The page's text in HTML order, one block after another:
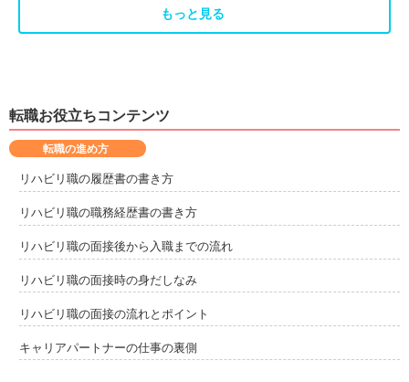
もっと見る
転職お役立ちコンテンツ
転職の進め方
リハビリ職の履歴書の書き方
リハビリ職の職務経歴書の書き方
リハビリ職の面接後から入職までの流れ
リハビリ職の面接時の身だしなみ
リハビリ職の面接の流れとポイント
キャリアパートナーの仕事の裏側